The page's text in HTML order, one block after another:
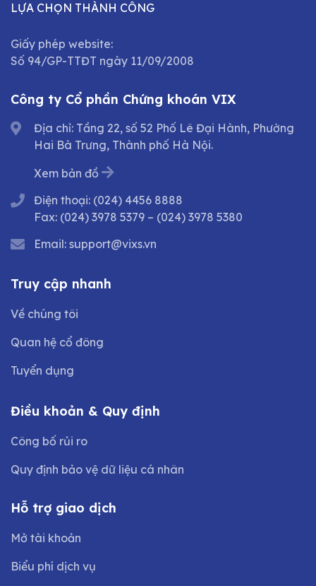
LỰA CHỌN THÀNH CÔNG
Giấy phép website:
Số 94/GP-TTĐT ngày 11/09/2008
Công ty Cổ phần Chứng khoán VIX
Địa chỉ: Tầng 22, số 52 Phố Lê Đại Hành, Phường
Hai Bà Trưng, Thành phố Hà Nội.
Xem bản đồ
Điện thoại: (024) 4456 8888
Fax: (024) 3978 5379 – (024) 3978 5380
Email: support@vixs.vn
Truy cập nhanh
Về chúng tôi
Quan hệ cổ đông
Tuyển dụng
Điều khoản & Quy định
Công bố rủi ro
Quy định bảo vệ dữ liệu cá nhân
Hỗ trợ giao dịch
Mở tài khoản
Biểu phí dịch vụ